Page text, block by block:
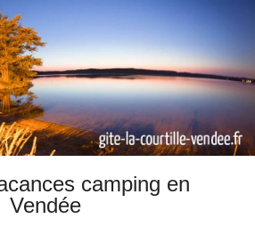
camping en
Vendée